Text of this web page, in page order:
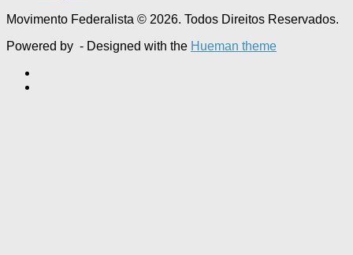
Movimento Federalista © 2026. Todos Direitos Reservados.
Powered by - Designed with the Hueman theme